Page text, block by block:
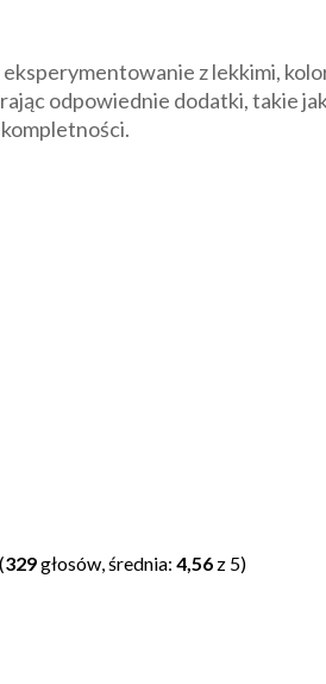
z lekkimi,
odpowiednie dodatki, takie
(329głosów, średnia: 4,56 z 5)